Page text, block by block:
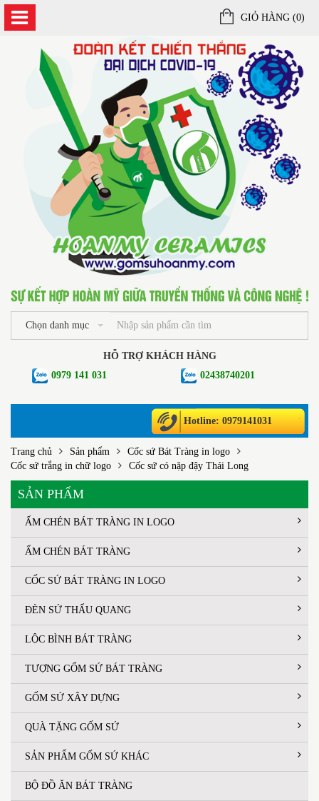
GIỎ HÀNG (0)
Chọn danh mục
HỖ TRỢ KHÁCH HÀNG
0979 141 031
02438740201
Hotline: 0979141031
Trang chủ Sản phẩm
Cốc sứ Bát Tràng in logo
Cốc sứ trắng in chữ logo
Cốc sứ có nặp đậy Thái Long
SẢN PHẨM
ẤM CHÉN BÁT TRÀNG IN LOGO
ẤM CHÉN BÁT TRÀNG
CỐC SỨ BÁT TRÀNG IN LOGO
ĐÈN SỨ THẤU QUANG
LỘC BÌNH BÁT TRÀNG
TƯỢNG GỐM SỨ BÁT TRÀNG
GỐM SỨ XÂY DỰNG
QUÀ TẶNG GỐM SỨ
SẢN PHẨM GỐM SỨ KHÁC
BỘ ĐỒ ĂN BÁT TRÀNG